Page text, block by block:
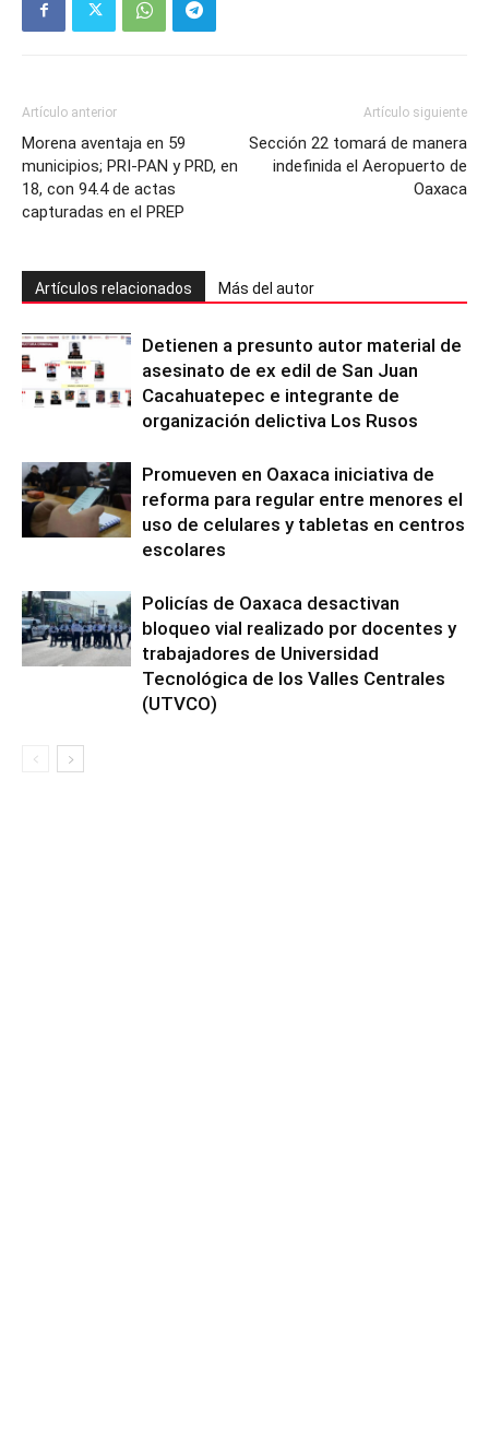
Artículo anterior
Morena aventaja en 59
municipios; PRI-PAN y PRD, en
18, con 94.4 de actas
capturadas en el PREP
Artículo siguiente
Sección 22 tomará de manera
indefinida el Aeropuerto de
Oaxaca
Artículos relacionados Más del autor
Detienen a presunto autor material de
asesinato de ex edil de San Juan
Cacahuatepec e integrante de
organización delictiva Los Rusos
Promueven en Oaxaca iniciativa de
reforma para regular entre menores el
uso de celulares y tabletas en centros
escolares
Policías de Oaxaca desactivan
bloqueo vial realizado por docentes y
trabajadores de Universidad
Tecnológica de los Valles Centrales
(UTVCO)